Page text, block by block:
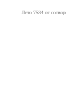
Лето 7534 от